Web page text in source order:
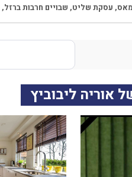
, עסקת שליט, שבויים חרבות ברזל,
אוריה ליבוביץ